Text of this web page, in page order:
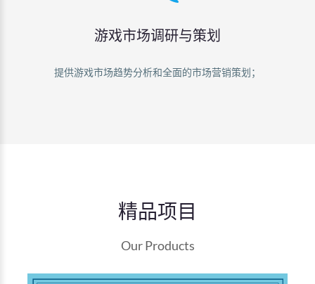
游戏市场调研与策划
提供游戏市场趋势分析和全面的市场营销策划；
精品项目
Our Products